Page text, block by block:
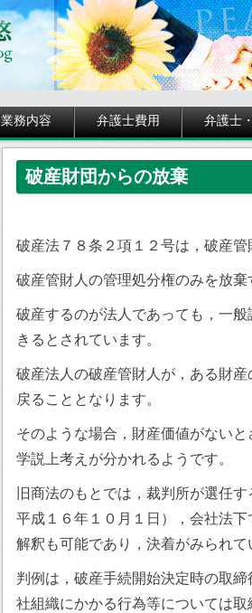
業務内容 弁護士費用 弁護士
破産財団からの放棄
破産法７８条２項１２号は，破産
破産管財人の管理処分権のみを放棄
破産するのが法人であっても，一
きるとされています。
破産法人の破産管財人が，ある財
戻ることとなります。
そのような場合，財産価値がない
学説上考えが分かれるようです。
旧商法のもとでは，裁判所が選任
平成１６年１０月１日），会社法
解釈も可能であり，決着がみられて
判例は，破産手続開始決定時の取
社組織にかかる行為等については